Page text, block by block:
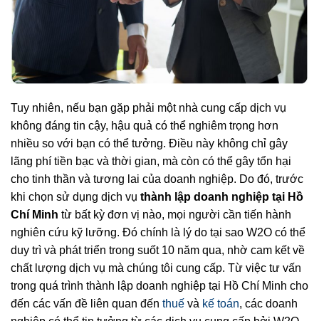
Tuy nhiên, nếu bạn gặp phải một nhà cung cấp dịch vụ
không đáng tin cậy, hậu quả có thể nghiêm trọng hơn
nhiều so với bạn có thể tưởng. Điều này không chỉ gây
lãng phí tiền bạc và thời gian, mà còn có thể gây tổn hại
cho tinh thần và tương lai của doanh nghiệp. Do đó, trước
khi chọn sử dụng dịch vụ thành lập doanh nghiệp tại Hồ
Chí Minh từ bất kỳ đơn vị nào, mọi người cần tiến hành
nghiên cứu kỹ lưỡng. Đó chính là lý do tại sao W2O có thể
duy trì và phát triển trong suốt 10 năm qua, nhờ cam kết về
chất lượng dịch vụ mà chúng tôi cung cấp. Từ việc tư vấn
trong quá trình thành lập doanh nghiệp tại Hồ Chí Minh cho
đến các vấn đề liên quan đến thuế và kế toán, các doanh